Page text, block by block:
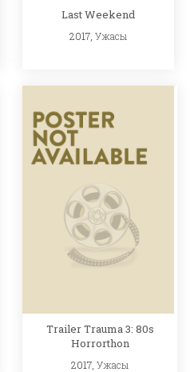
Last Weekend
2017,Ужасы
Trailer Trauma 3: 80s
Horrorthon
2017,Ужасы